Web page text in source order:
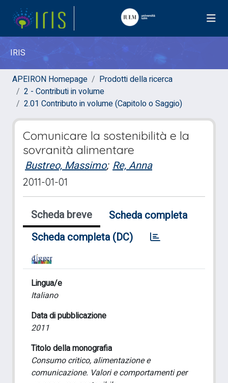
IRIS
APEIRON Homepage
Prodotti della ricerca
2 - Contributi in volume
2.01 Contributo in volume (Capitolo o Saggio)
Comunicare la sostenibilità e la
sovranità alimentare
Bustreo, Massimo; Re, Anna
2011-01-01
Scheda breve
Scheda completa
Scheda completa (DC)
Lingua/e
Italiano
Data di pubblicazione
2011
Titolo della monografia
Consumo critico, alimentazione e
comunicazione. Valori e comportamenti per